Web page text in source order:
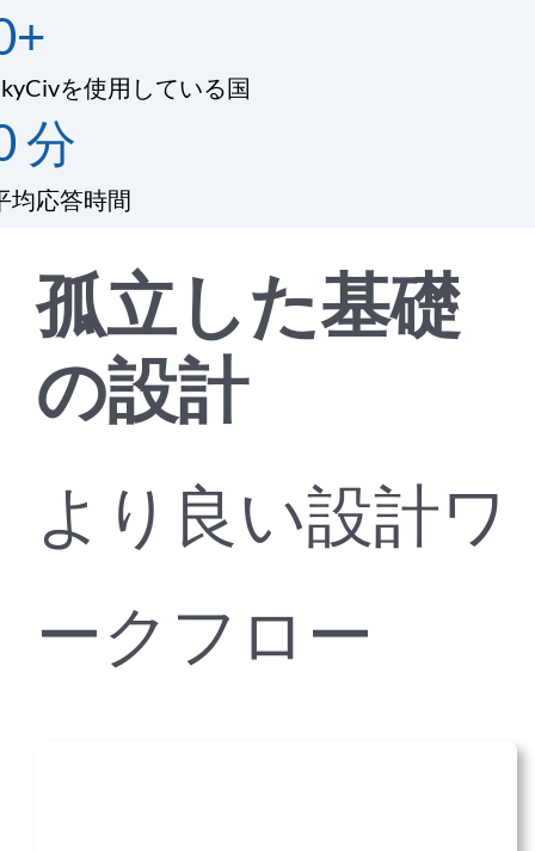
+
を使用している国
分
均応答時間
孤立した基礎
の設計
より良い設計ワ
ークフロー